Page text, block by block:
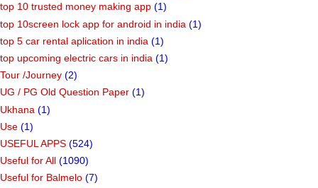
top 10 trusted money making app (1)
top 10screen lock app for android in india (1)
top 5 car rental aplication in india (1)
top upcoming electric cars in india (1)
Tour /Journey (2)
UG / PG Old Question Paper (1)
Ukhana (1)
Use (1)
USEFUL APPS (524)
Useful for All (1090)
Useful for Balmelo (7)